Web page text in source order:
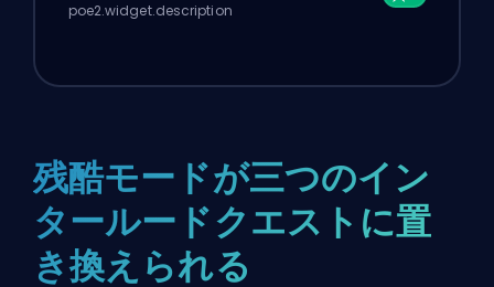
poe2.widget.description
残酷モードが三つのイン
タールードクエストに置
き換えられる